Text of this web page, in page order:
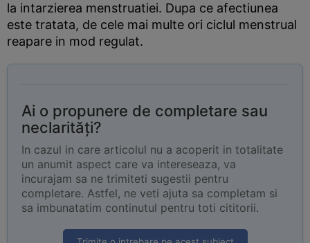
la intarzierea menstruatiei. Dupa ce afectiunea
este tratata, de cele mai multe ori ciclul menstrual
reapare in mod regulat.
Ai o propunere de completare sau
neclarități?
In cazul in care articolul nu a acoperit in totalitate
un anumit aspect care va intereseaza, va
incurajam sa ne trimiteti sugestii pentru
completare. Astfel, ne veti ajuta sa completam si
sa imbunatatim continutul pentru toti cititorii.